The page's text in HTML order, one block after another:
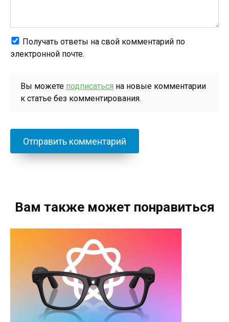
Получать ответы на свой комментарий по
электронной почте.
Вы можете подписаться на новые комментарии
к статье без комментирования.
Вам также может понравиться